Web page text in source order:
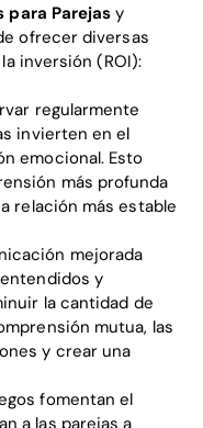
para Parejas y
ofrecer diversas
inversión (ROI):
regularmente
invierten en el
emocional. Esto
más profunda
relación más estable
mejorada
y
la cantidad de
mutua, las
y crear una
fomentan el
a las parejas a